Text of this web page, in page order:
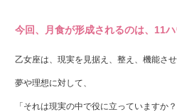
今回、月食が形成されるのは、11ハ
乙女座は、現実を見据え、整え、機能させ
夢や理想に対して、
「それは現実の中で役に立っていますか？